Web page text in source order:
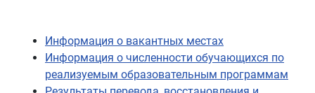
Информация о вакантных местах
Информация о численности обучающихся по
реализуемым образовательным программам